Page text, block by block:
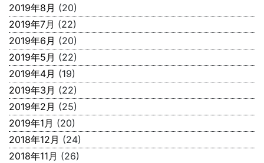
2019年8月 (20)
2019年7月 (22)
2019年6月 (20)
2019年5月 (22)
2019年4月 (19)
2019年3月 (22)
2019年2月 (25)
2019年1月 (20)
2018年12月 (24)
2018年11月 (26)